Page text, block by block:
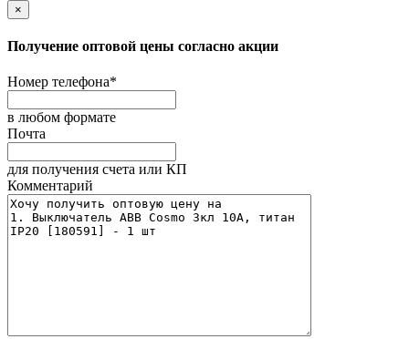
×
Получение оптовой цены согласно акции
Номер телефона*
в любом формате
Почта
для получения счета или КП
Комментарий